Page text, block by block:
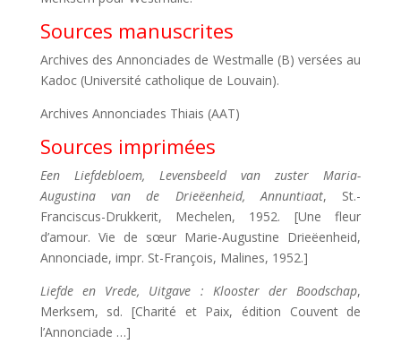
Sources manuscrites
Archives des Annonciades de Westmalle (B) versées au
Kadoc (Université catholique de Louvain).
Archives Annonciades Thiais (AAT)
Sources imprimées
Een Liefdebloem, Levensbeeld van zuster Maria-
Augustina van de Drieëenheid, Annuntiaat, St.-
Franciscus-Drukkerit, Mechelen, 1952. [Une fleur
d’amour. Vie de sœur Marie-Augustine Drieëenheid,
Annonciade, impr. St-François, Malines, 1952.]
Liefde en Vrede, Uitgave : Klooster der Boodschap,
Merksem, sd. [Charité et Paix, édition Couvent de
l’Annonciade …]